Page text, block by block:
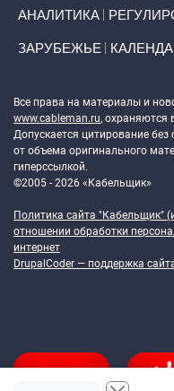
АНАЛИТИКА
ЗАРУБЕЖЬЕ
Все права на материалы и
www.cableman.ru, охраняются
Допускается цитирование без
от объема оригинального
гиперссылкой.
©2005 - 2026 «Кабельщик»
Политика сайта "Кабельщик"
отношении обработки
интернет
DrupalCoder — поддержка